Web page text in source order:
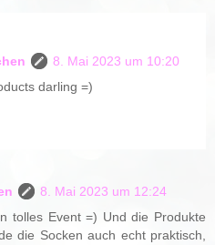
8. Mai 2023 um 10:20
darling =)
8. Mai 2023 um 12:24
tolles Event =) Und die Produkte
die Socken auch echt praktisch,